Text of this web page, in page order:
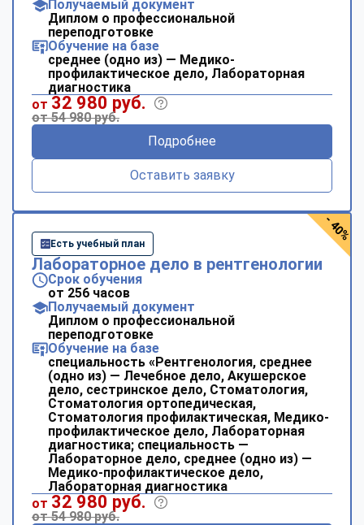
Получаемый документ
Диплом о профессиональной
переподготовке
Обучение на базе
среднее (одно из) — Медико-
профилактическое дело, Лабораторная
диагностика
от 32 980 руб.
от 54 980 руб.
Подробнее
Оставить заявку
Есть учебный план
Лабораторное дело в рентгенологии
Срок обучения
от 256 часов
Получаемый документ
Диплом о профессиональной
переподготовке
Обучение на базе
специальность «Рентгенология, среднее
(одно из) — Лечебное дело, Акушерское
дело, сестринское дело, Стоматология,
Стоматология ортопедическая,
Стоматология профилактическая, Медико-
профилактическое дело, Лабораторная
диагностика; специальность —
Лабораторное дело, среднее (одно из) —
Медико-профилактическое дело,
Лабораторная диагностика
от 32 980 руб.
от 54 980 руб.
- 40%